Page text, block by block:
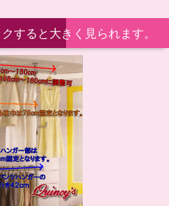
ると大きく見られます。